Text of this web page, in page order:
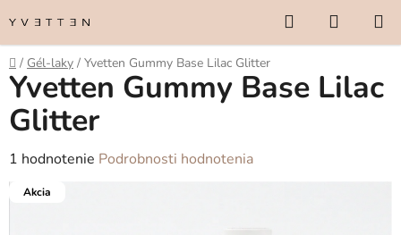
na
obsah
Hľadať
KOŠÍK
Domov
/ Gél-laky / Yvetten Gummy Base Lilac Glitter
Yvetten Gummy Base Lilac
Glitter
Priemerné
hodnotenie
1 hodnotenie Podrobnosti hodnotenia
Akcia